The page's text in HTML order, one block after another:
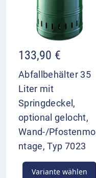
133,90 €
Abfallbehälter 35
Liter mit
Springdeckel,
optional gelocht,
Wand-/Pfostenmo
ntage, Typ 7023
Variante wählen